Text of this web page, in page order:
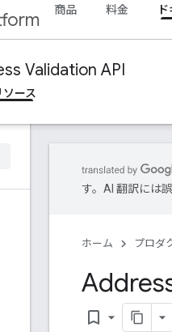
商品 料金
Validation API
ソース
す。AI 翻訳には
ホーム プロダ
bookmark_border